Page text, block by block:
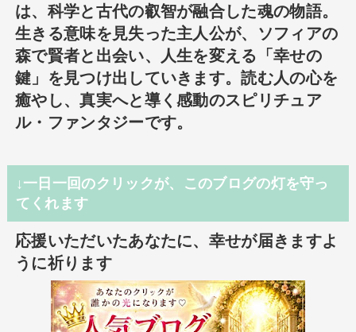
は、科学と古代の叡智が融合した魂の物語。
生きる意味を見失った主人公が、ソフィアの
森で賢者と出会い、人生を変える「幸せの
鍵」を見つけ出していきます。読む人の心を
癒やし、真実へと導く感動のスピリチュア
ル・ファンタジーです。
↓一日一回のクリックが、このブログの灯を守っ
てくれます
応援いただいたあなたに、幸せが届きますよ
うに祈ります